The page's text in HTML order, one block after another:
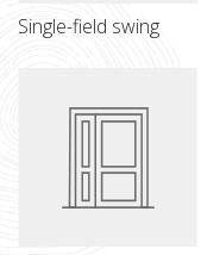
Single-field swing